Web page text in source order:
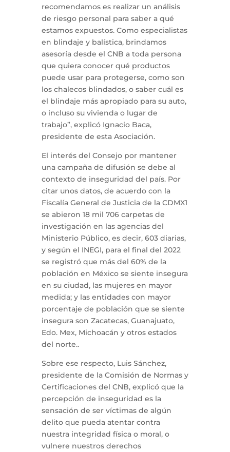
recomendamos es realizar un análisis
de riesgo personal para saber a qué
estamos expuestos. Como especialistas
en blindaje y balística, brindamos
asesoría desde el CNB a toda persona
que quiera conocer qué productos
puede usar para protegerse, como son
los chalecos blindados, o saber cuál es
el blindaje más apropiado para su auto,
o incluso su vivienda o lugar de
trabajo”, explicó Ignacio Baca,
presidente de esta Asociación.
El interés del Consejo por mantener
una campaña de difusión se debe al
contexto de inseguridad del país. Por
citar unos datos, de acuerdo con la
Fiscalía General de Justicia de la CDMX1
se abieron 18 mil 706 carpetas de
investigación en las agencias del
Ministerio Público, es decir, 603 diarias,
y según el INEGI, para el final del 2022
se registró que más del 60% de la
población en México se siente insegura
en su ciudad, las mujeres en mayor
medida; y las entidades con mayor
porcentaje de población que se siente
insegura son Zacatecas, Guanajuato,
Edo. Mex, Michoacán y otros estados
del norte..
Sobre ese respecto, Luis Sánchez,
presidente de la Comisión de Normas y
Certificaciones del CNB, explicó que la
percepción de inseguridad es la
sensación de ser víctimas de algún
delito que pueda atentar contra
nuestra integridad física o moral, o
vulnere nuestros derechos